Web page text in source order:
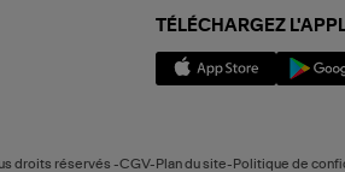
TÉLÉCHARGEZ
droits réservés -CGV-Plan du site-Politique de